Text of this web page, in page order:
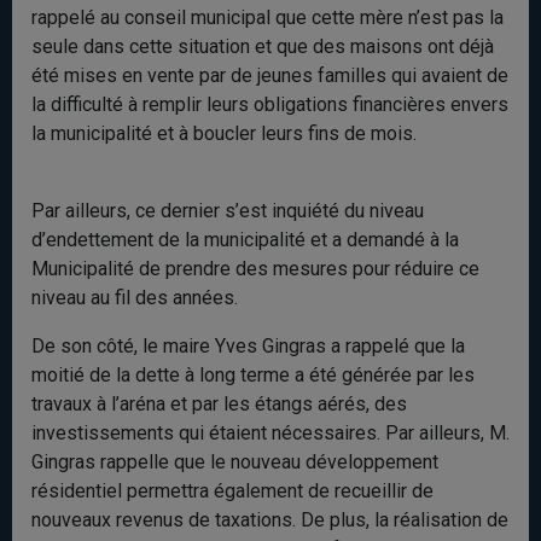
rappelé au conseil municipal que cette mère n’est pas la
seule dans cette situation et que des maisons ont déjà
été mises en vente par de jeunes familles qui avaient de
la difficulté à remplir leurs obligations financières envers
la municipalité et à boucler leurs fins de mois.
Par ailleurs, ce dernier s’est inquiété du niveau
d’endettement de la municipalité et a demandé à la
Municipalité de prendre des mesures pour réduire ce
niveau au fil des années.
De son côté, le maire Yves Gingras a rappelé que la
moitié de la dette à long terme a été générée par les
travaux à l’aréna et par les étangs aérés, des
investissements qui étaient nécessaires. Par ailleurs, M.
Gingras rappelle que le nouveau développement
résidentiel permettra également de recueillir de
nouveaux revenus de taxations. De plus, la réalisation de